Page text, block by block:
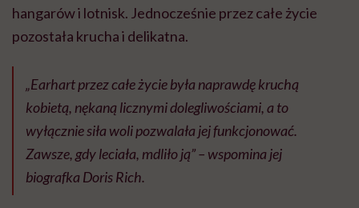
hangarów i lotnisk. Jednocześnie przez całe życie
pozostała krucha i delikatna.
„Earhart przez całe życie była naprawdę kruchą
kobietą, nękaną licznymi dolegliwościami, a to
wyłącznie siła woli pozwalała jej funkcjonować.
Zawsze, gdy leciała, mdliło ją”– wspomina jej
biografka Doris Rich.